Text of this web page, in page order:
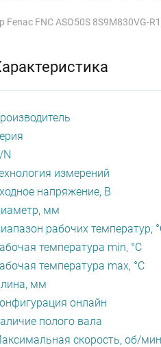
FNC ASO50S 8S9M830VG-
N
измерений
напряжение, В
мм
рабочих температур,
температура min, °С
температура max, °С
мм
онлайн
полого вала
скорость, об/мин